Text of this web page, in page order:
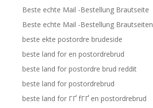
Beste echte Mail -Bestellung Brautseite
Beste echte Mail -Bestellung Brautseiten
beste ekte postordre brudeside
beste land for en postordrebrud
beste land for postordre brud reddit
beste land for postordrebrud
beste land for ГҐ fГҐ en postordrebrud